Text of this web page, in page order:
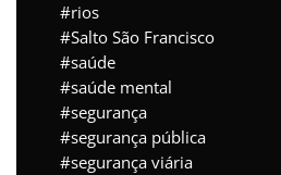
rios
Salto São Francisco
saúde
saúde mental
segurança
segurança pública
segurança viária